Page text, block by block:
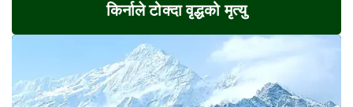
किर्नाले टोक्दा वृद्धको मृत्यु